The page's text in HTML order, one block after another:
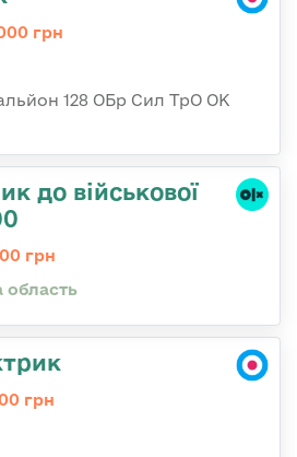
грн
128 ОБр Сил ТрО ОК
до військової
грн
область
грн